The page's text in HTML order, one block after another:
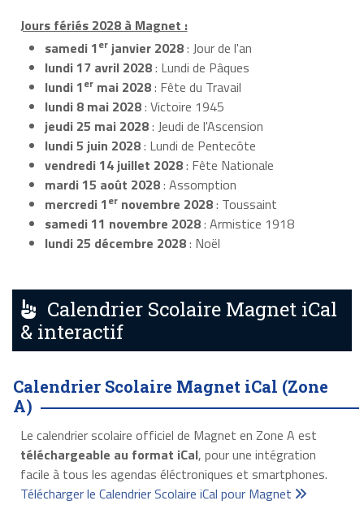
Jours fériés 2028 à Magnet :
samedi 1er janvier 2028: Jour de l'an
lundi 17 avril 2028: Lundi de Pâques
lundi 1er mai 2028: Fête du Travail
lundi 8 mai 2028: Victoire 1945
jeudi 25 mai 2028: Jeudi de l'Ascension
lundi 5 juin 2028: Lundi de Pentecôte
vendredi 14 juillet 2028: Fête Nationale
mardi 15 août 2028: Assomption
mercredi 1er novembre 2028: Toussaint
samedi 11 novembre 2028: Armistice 1918
lundi 25 décembre 2028: Noël
Calendrier Scolaire Magnet iCal
& interactif
Calendrier Scolaire Magnet iCal (Zone
A)
Le calendrier scolaire officiel de Magnet en Zone A est
téléchargeable au format iCal, pour une intégration
facile à tous les agendas éléctroniques et smartphones.
Télécharger le Calendrier Scolaire iCal pour Magnet